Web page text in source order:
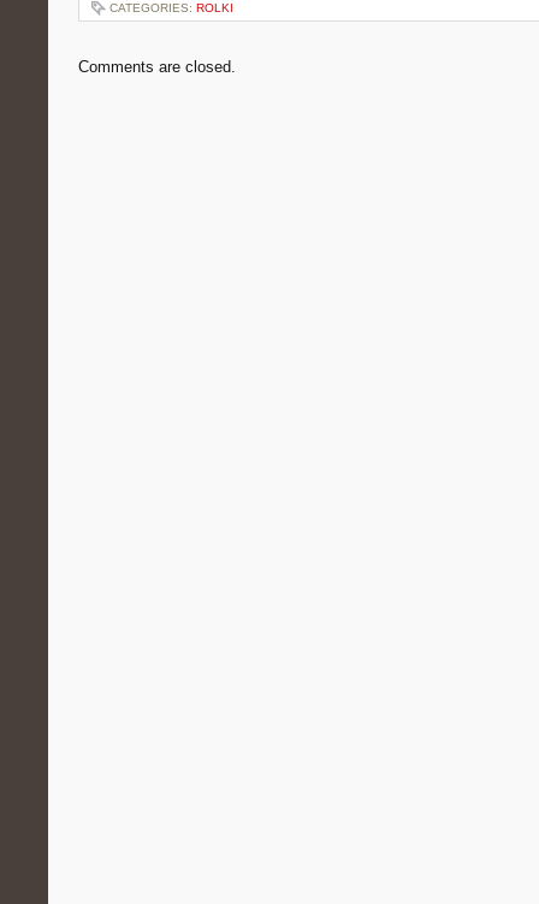
CATEGORIES: ROLKI
Comments are closed.